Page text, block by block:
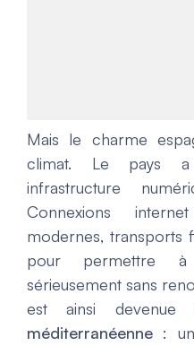
Mais le charme
climat. Le pays
infrastructure
Connexions
modernes, transports
pour permettre
sérieusement sans
est ainsi
méditerranéenne :